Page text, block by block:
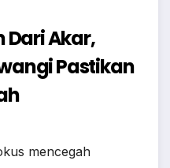
Dari Akar,
Pastikan
mencegah